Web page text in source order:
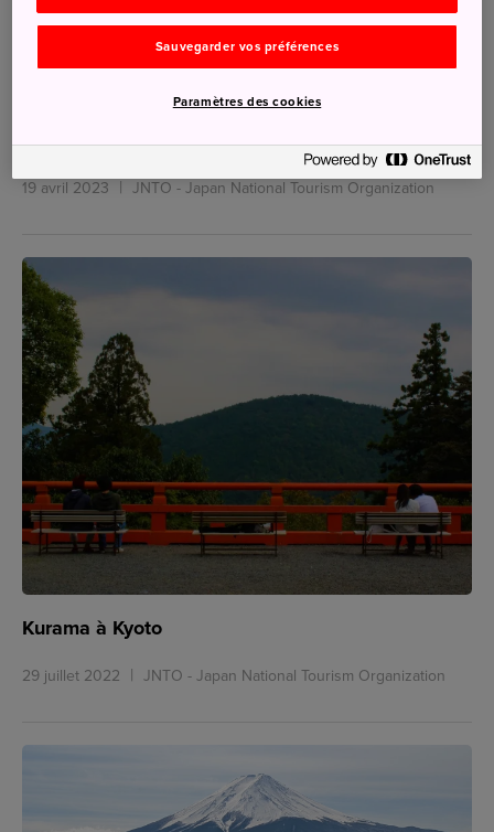
Ville de Matsue
19 avril 2023 JNTO - Japan National Tourism Organization
Kurama à Kyoto
29 juillet 2022 JNTO - Japan National Tourism Organization
Sauvegarder vos préférences
Paramètres des cookies